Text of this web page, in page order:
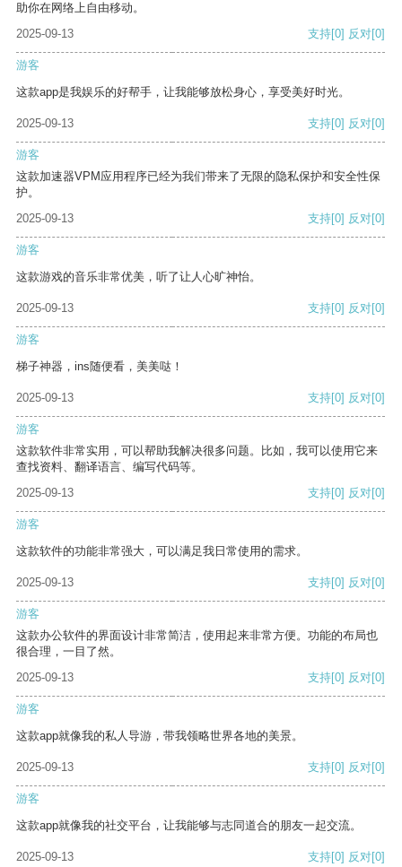
助你在网络上自由移动。
2025-09-13
支持[0] 反对[0]
游客
这款app是我娱乐的好帮手，让我能够放松身心，享受美好时光。
2025-09-13 支持[0] 反对[0]
游客
这款加速器VPM应用程序已经为我们带来了无限的隐私保护和安全性保
护。
2025-09-13
支持[0] 反对[0]
游客
这款游戏的音乐非常优美，听了让人心旷神怡。
2025-09-13 支持[0] 反对[0]
游客
梯子神器，ins随便看，美美哒！
2025-09-13 支持[0] 反对[0]
游客
这款软件非常实用，可以帮助我解决很多问题。比如，我可以使用它来
查找资料、翻译语言、编写代码等。
2025-09-13
支持[0] 反对[0]
游客
这款软件的功能非常强大，可以满足我日常使用的需求。
2025-09-13 支持[0] 反对[0]
游客
这款办公软件的界面设计非常简洁，使用起来非常方便。功能的布局也
很合理，一目了然。
2025-09-13
支持[0] 反对[0]
游客
这款app就像我的私人导游，带我领略世界各地的美景。
2025-09-13 支持[0] 反对[0]
游客
这款app就像我的社交平台，让我能够与志同道合的朋友一起交流。
2025-09-13 支持[0] 反对[0]